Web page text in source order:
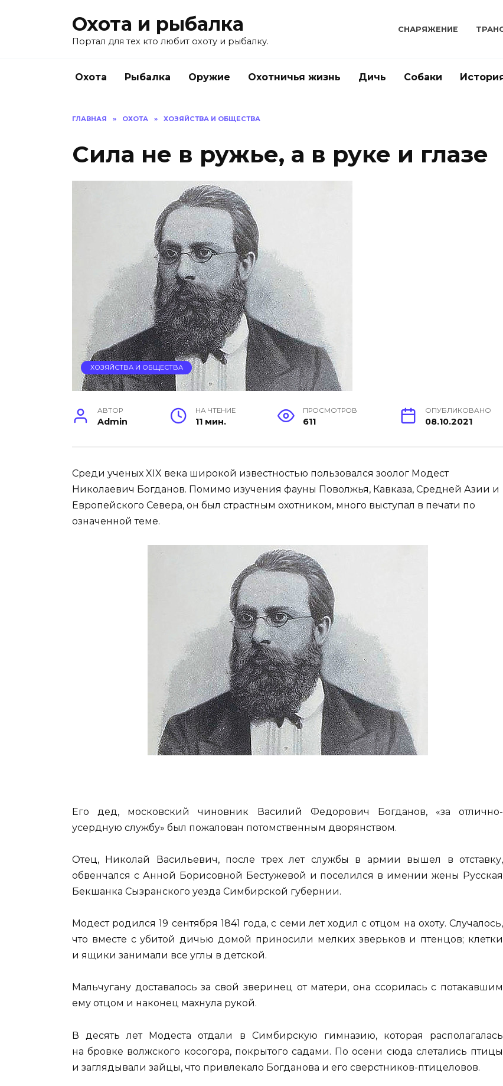
Охота и рыбалка
Портал для тех кто любит охоту и рыбалку.
СНАРЯЖЕНИЕ
Охота Рыбалка Оружие Охотничья жизнь Дичь Собаки
ГЛАВНАЯ » ОХОТА » ХОЗЯЙСТВА И ОБЩЕСТВА
Сила не в ружье, а в руке и глазе
ХОЗЯЙСТВА И ОБЩЕСТВА
АВТОР
Admin
НА ЧТЕНИЕ
11 мин.
ПРОСМОТРОВ
611
ОПУБЛИКОВАНО
08.10.2021
Среди ученых XIX века широкой известностью пользовался зоолог Модест
Николаевич Богданов. Помимо изучения фауны Поволжья, Кавказа, Средней Азии и
Европейского Севера, он был страстным охотником, много выступал в печати по
означенной теме.
Его дед, московский чиновник Василий Федорович Богданов, «за отлично-
усердную службу» был пожалован потомственным дворянством.
Отец, Николай Васильевич, после трех лет службы в армии вышел в отставку,
обвенчался с Анной Борисовной Бестужевой и поселился в имении жены Русская
Бекшанка Сызранского уезда Симбирской губернии.
Модест родился 19 сентября 1841 года, с семи лет ходил с отцом на охоту. Случалось,
что вместе с убитой дичью домой приносили мелких зверьков и птенцов; клетки
и ящики занимали все углы в детской.
Мальчугану доставалось за свой зверинец от матери, она ссорилась с потакавшим
ему отцом и наконец махнула рукой.
В десять лет Модеста отдали в Симбирскую гимназию, которая располагалась
на бровке волжского косогора, покрытого садами. По осени сюда слетались птицы
и заглядывали зайцы, что привлекало Богданова и его сверстников-птицеловов.